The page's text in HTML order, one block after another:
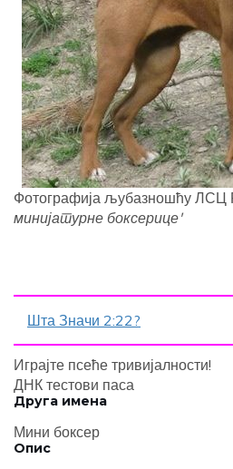
Фотографија љубазношћу ЛСЦ
минијатурне боксерице'
Шта Значи 2:22?
Играјте псеће тривијалности!
ДНК тестови паса
Друга имена
Мини боксер
Опис